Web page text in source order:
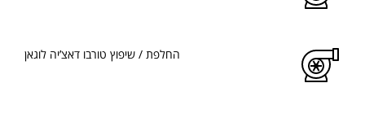
החלפת / שיפוץ טורבו דאצ’יה לוגאן